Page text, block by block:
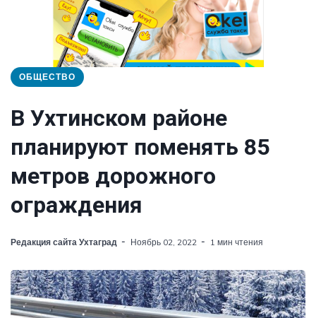
ОБЩЕСТВО
В Ухтинском районе
планируют поменять 85
метров дорожного
ограждения
Редакция сайта Ухтаград Ноябрь 02, 2022 1 мин чтения